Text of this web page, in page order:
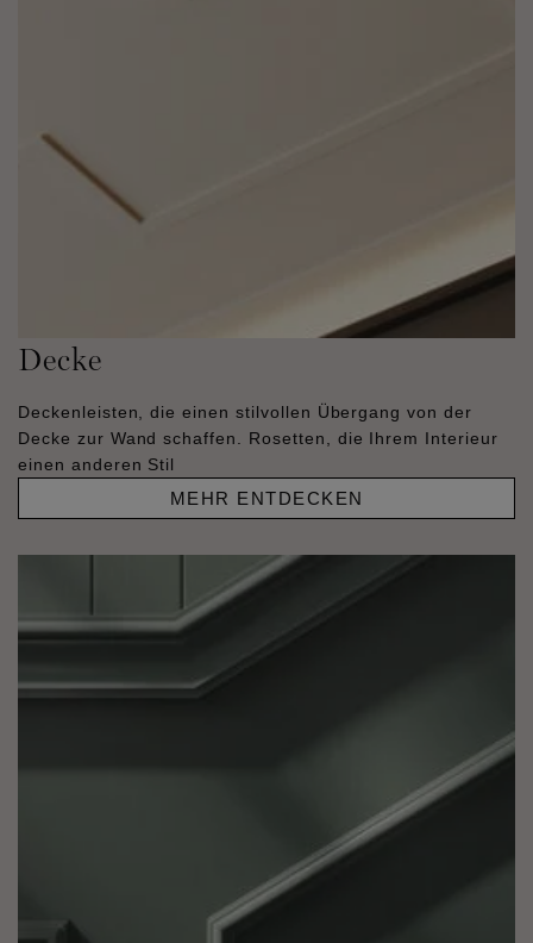
Decke
Deckenleisten, die einen stilvollen Übergang von der
Decke zur Wand schaffen. Rosetten, die Ihrem Interieur
einen anderen Stil
MEHR ENTDECKEN